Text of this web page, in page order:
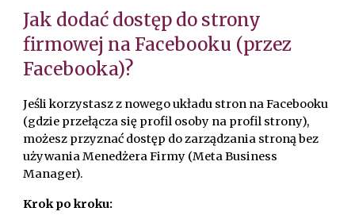
Jak dodać dostęp do strony
firmowej na Facebooku (przez
Facebooka)?
Jeśli korzystasz z nowego układu stron na Facebooku
(gdzie przełącza się profil osoby na profil strony),
możesz przyznać dostęp do zarządzania stroną bez
używania Menedżera Firmy (Meta Business
Manager).
Krok po kroku: